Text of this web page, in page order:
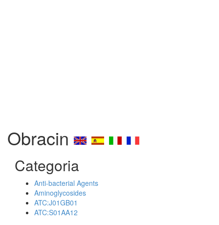
Obracin
Categoria
Anti-bacterial Agents
Aminoglycosides
ATC:J01GB01
ATC:S01AA12